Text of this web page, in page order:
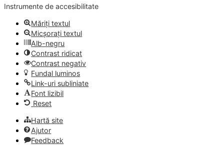
Instrumente de accesibilitate
Măriți textul
Micșorați textul
Alb-negru
Contrast ridicat
Contrast negativ
Fundal luminos
Link-uri subliniate
Font lizibil
Reset
Hartă site
Ajutor
Feedback